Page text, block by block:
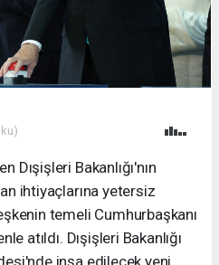
Dışişleri Bakanlığı'nın
ihtiyaçlarına yetersiz
temeli Cumhurbaşkanı
atıldı. Dışişleri Bakanlığı